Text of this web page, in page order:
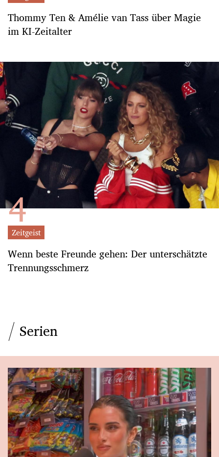
Thommy Ten & Amélie van Tass über Magie
im KI-Zeitalter
Zeitgeist
Wenn beste Freunde gehen: Der unterschätzte
Trennungsschmerz
Serien